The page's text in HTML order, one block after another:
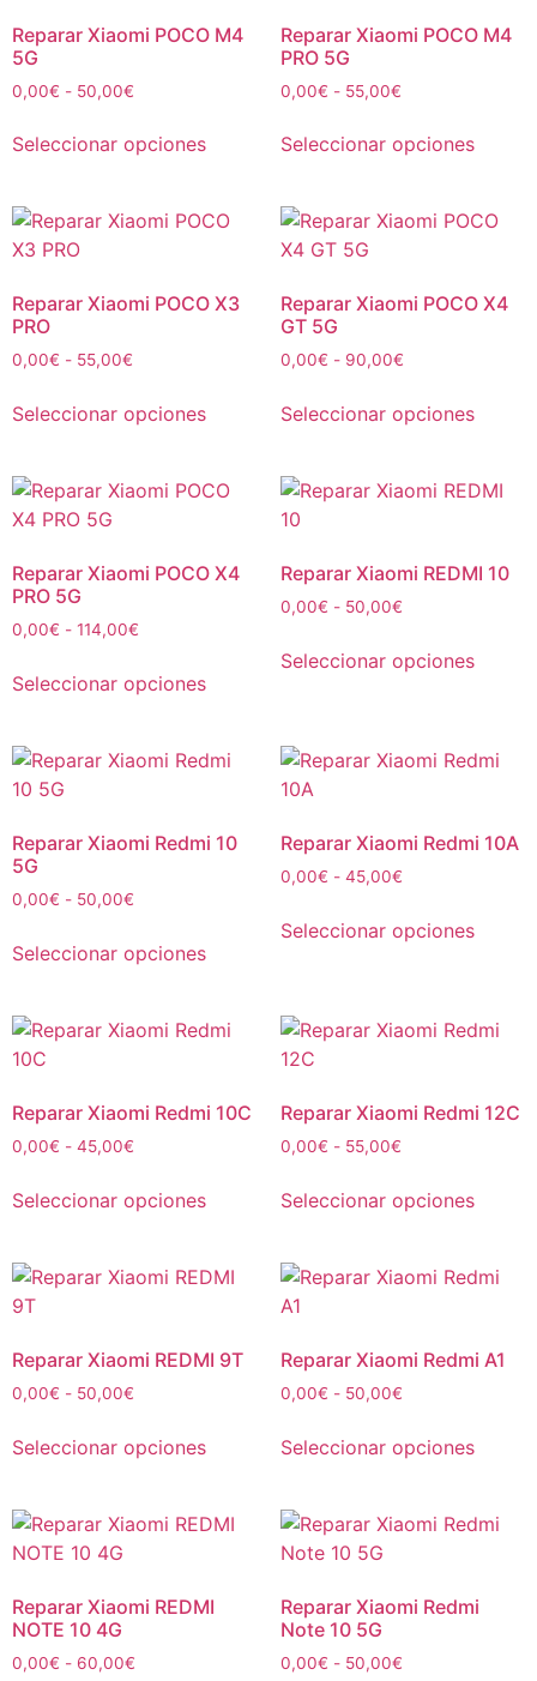
Reparar Xiaomi POCO M4
5G
0,00€ - 50,00€
Seleccionar opciones
Reparar Xiaomi POCO M4
PRO 5G
0,00€ - 55,00€
Seleccionar opciones
Reparar Xiaomi POCO X3
PRO
0,00€ - 55,00€
Seleccionar opciones
Reparar Xiaomi POCO X4
GT 5G
0,00€ - 90,00€
Seleccionar opciones
Reparar Xiaomi POCO X4
PRO 5G
0,00€ - 114,00€
Seleccionar opciones
Reparar Xiaomi REDMI 10
0,00€ - 50,00€
Seleccionar opciones
Reparar Xiaomi Redmi 10
5G
0,00€ - 50,00€
Seleccionar opciones
Reparar Xiaomi Redmi 10A
0,00€ - 45,00€
Seleccionar opciones
Reparar Xiaomi Redmi 10C
0,00€ - 45,00€
Seleccionar opciones
Reparar Xiaomi Redmi 12C
0,00€ - 55,00€
Seleccionar opciones
Reparar Xiaomi REDMI 9T
0,00€ - 50,00€
Seleccionar opciones
Reparar Xiaomi Redmi A1
0,00€ - 50,00€
Seleccionar opciones
Reparar Xiaomi REDMI
NOTE 10 4G
0,00€ - 60,00€
Reparar Xiaomi Redmi
Note 10 5G
0,00€ - 50,00€